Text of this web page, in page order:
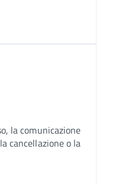
la comunicazione
cancellazione o la